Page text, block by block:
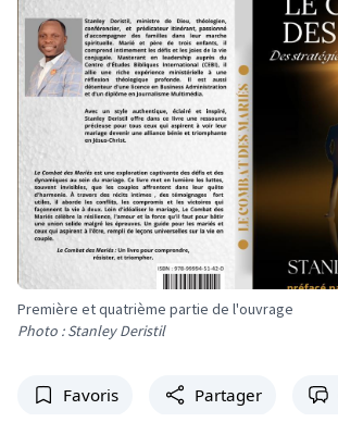
Première et quatrième partie de l'ouvrage
Photo : Stanley Deristil
Favoris Partager